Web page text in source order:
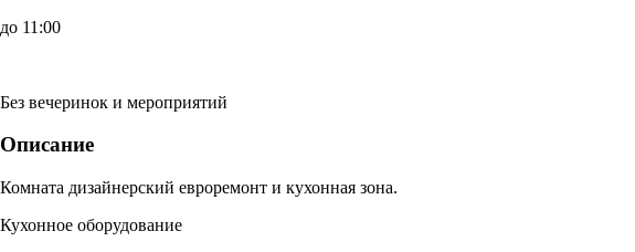
до 11:00
Без вечеринок и мероприятий
Описание
Комната дизайнерский евроремонт и кухонная зона.
Кухонное оборудование